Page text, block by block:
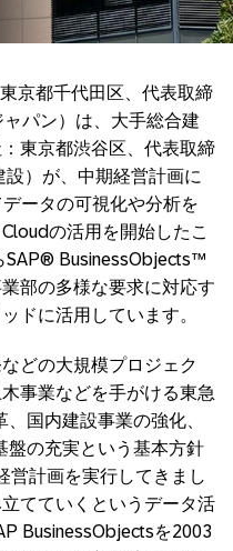
京都千代田区、代表取締
パン）は、大手総合建
東京都渋谷区、代表取締
）が、中期経営計画に
ータの可視化や分析を
の活用を開始したこ
SAP® BusinessObjects™
部の多様な要求に対応す
ドに活用しています。
どの大規模プロジェク
事業などを手がける東急
国内建設事業の強化、
盤の充実という基本方針
営計画を実行してきまし
てていくというデータ活
BusinessObjectsを2003